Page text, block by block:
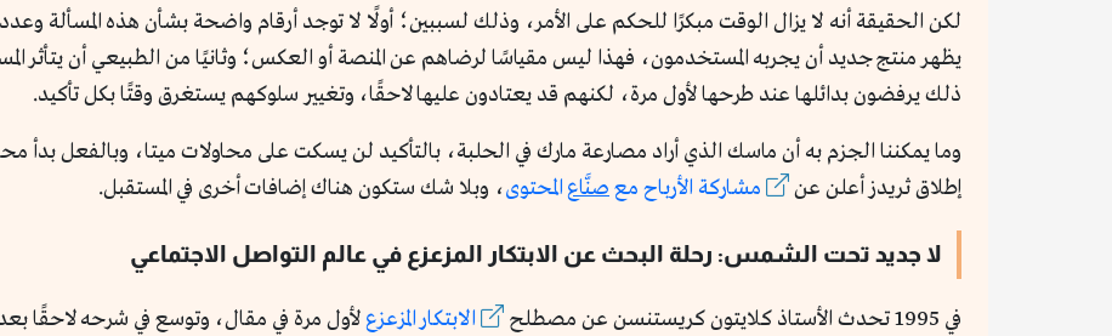
لكن الحقيقة أنه لا يزال الوقت مبكرًا للحكم على الأمر، وذلك لسببين؛ أولًا لا توجد أرقام واضحة بشأن هذه المسألة
يظهر منتج جديد أن يجربه المستخدمون، فهذا ليس مقياسًا لرضاهم عن المنصة أو العكس؛ وثانيًا من الطبيعي أن يتأثر
ذلك يرفضون بدائلها عند طرحها لأول مرة، لكنهم قد يعتادون عليها لاحقًا، وتغيير سلوكهم يستغرق وقتًا بكل تأكيد.
وما يمكننا الجزم به أن ماسك الذي أراد مصارعة مارك في الحلبة، بالتأكيد لن يسكت على محاولات ميتا، وبالفعل بدأ
إطلاق ثريدز أعلن عن
مشاركة الأرباح معصنَّاعالمحتوى، وبلا شك ستكون هناك إضافات أخرى في المستقبل.
لا جديد تحت الشمس: رحلة البحث عن الابتكار المزعزع في عالم التواصل الاجتماعي
في 1995 تحدث الأستاذ كلايتون كريستنسن عن مصطلح الابتكار المزعزعلأول مرة في مقال، وتوسع في شرحه لاحقًا